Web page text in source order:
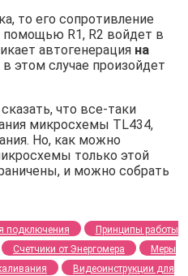
то его сопротивление
R1, R2 войдет в
автогенерация на
в этом случае произойдет
что все-таки
микросхемы TL434,
Но, как можно
только этой
и можно собрать
подключения
Принципы работы
Счетчики от Энергомера
Меры
Видеоинструкции для